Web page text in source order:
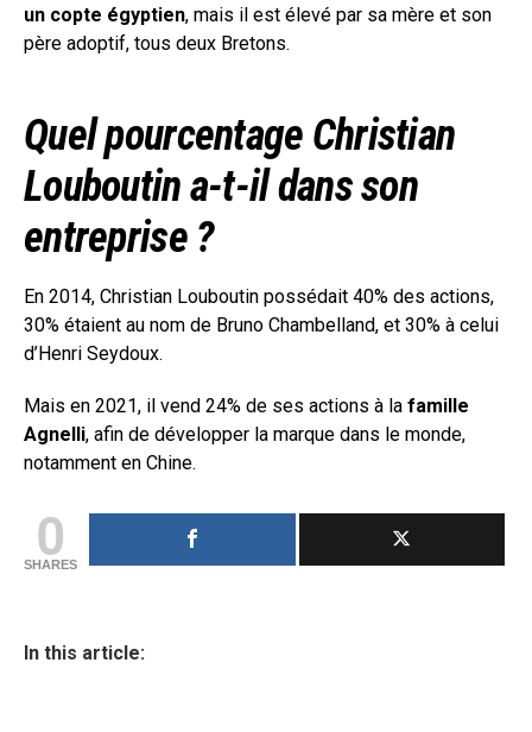
un copte égyptien, mais il est élevé par sa mère et son
père adoptif, tous deux Bretons.
Quel pourcentage Christian
Louboutin a-t-il dans son
entreprise ?
En 2014, Christian Louboutin possédait 40% des actions,
30% étaient au nom de Bruno Chambelland, et 30% à celui
d’Henri Seydoux.
Mais en 2021, il vend 24% de ses actions à la famille
Agnelli, afin de développer la marque dans le monde,
notamment en Chine.
0
SHARES
In this article: